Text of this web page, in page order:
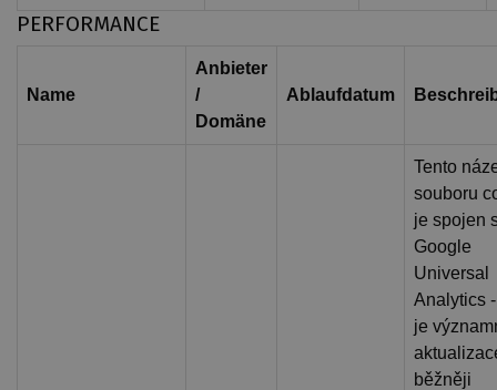
PERFORMANCE
Name
Anbieter
/
Domäne
Ablaufdatum
Tento
souboru
je spojen
Google
Universal
Analytics
je
běžněji